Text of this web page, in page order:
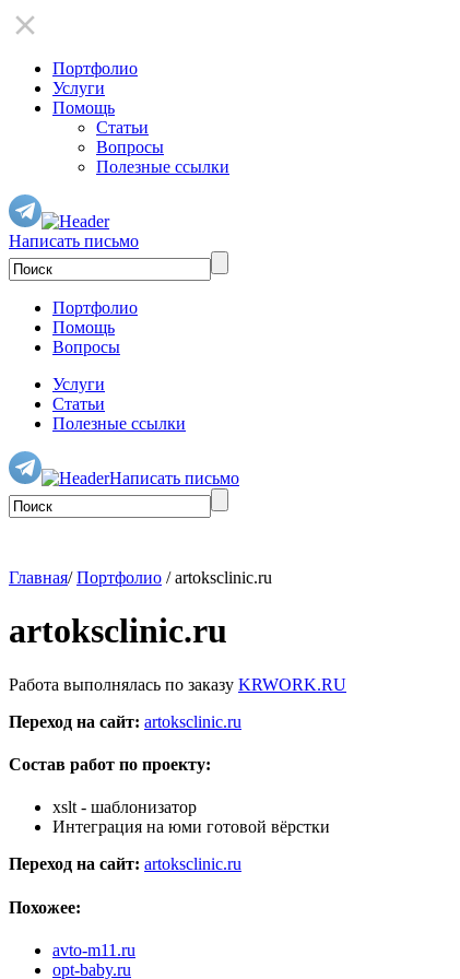
Портфолио
Услуги
Помощь
Статьи
Вопросы
Полезные ссылки
Написать письмо
Портфолио
Помощь
Вопросы
Услуги
Статьи
Полезные ссылки
Написать письмо
Главная/Портфолио / artoksclinic.ru
artoksclinic.ru
Работа выполнялась по заказу KRWORK.RU
Переход на сайт: artoksclinic.ru
Состав работ по проекту:
xslt - шаблонизатор
Интеграция на юми готовой вёрстки
Переход на сайт: artoksclinic.ru
Похожее:
avto-m11.ru
opt-baby.ru